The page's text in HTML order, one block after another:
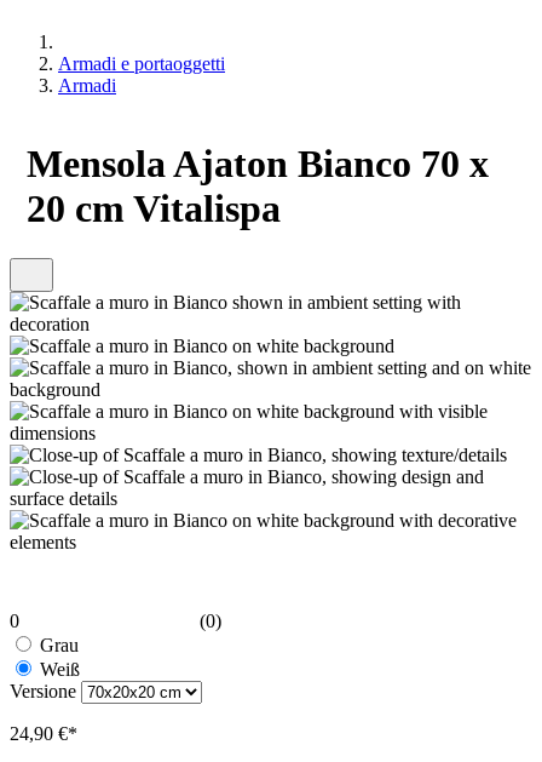
Armadi e portaoggetti
Armadi
Mensola Ajaton Bianco 70 x
20 cm Vitalispa
0
(0)
Grau
Weiß
Versione
24,90 €*